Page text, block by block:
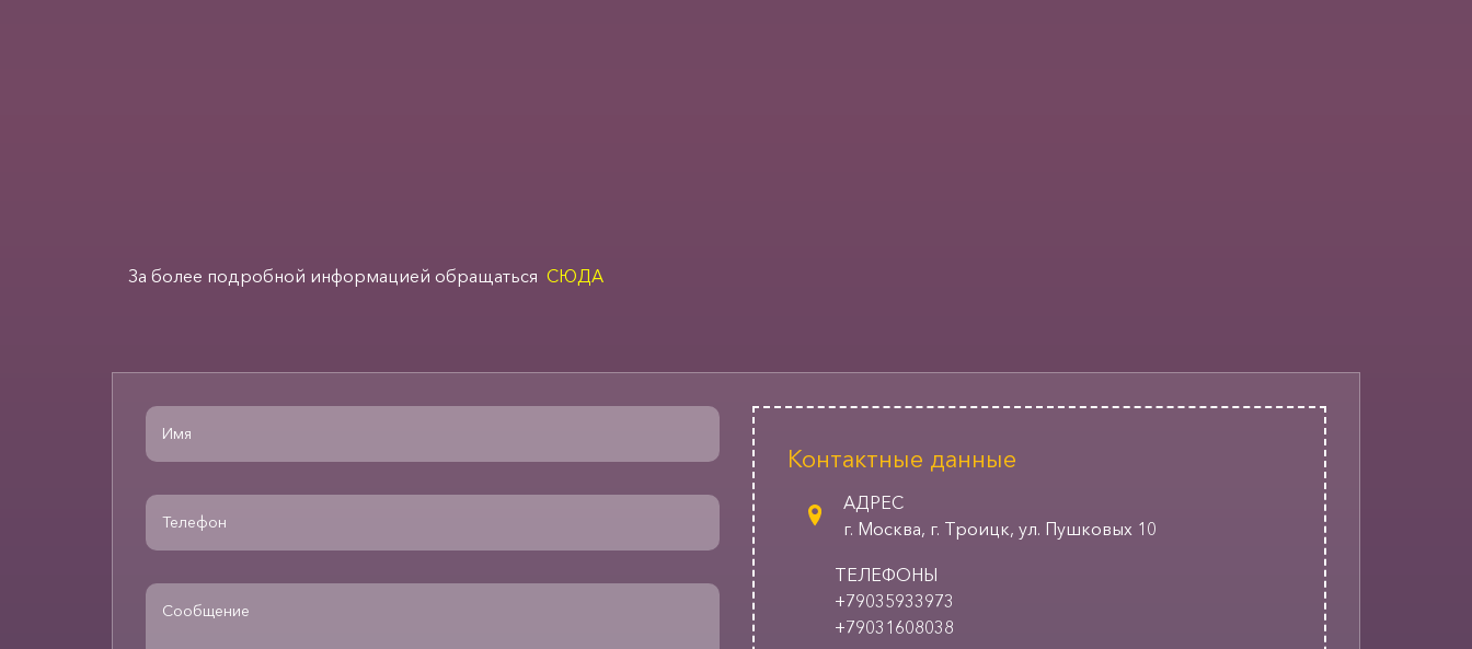
За более подробной информацией обращаться СЮДА
Контактные данные
АДРЕС
г. Москва, г. Троицк, ул. Пушковых 10
ТЕЛЕФОНЫ
+79035933973
+79031608038